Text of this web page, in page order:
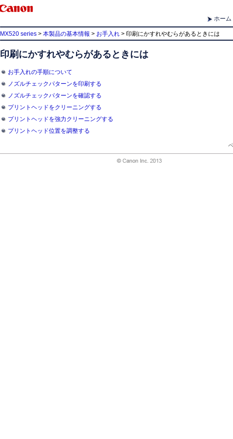
ホーム
MX520 series > 本製品の基本情報 > お手入れ > 印刷にかすれやむらがあるときには
印刷にかすれやむらがあるときには
お手入れの手順について
ノズルチェックパターンを印刷する
ノズルチェックパターンを確認する
プリントヘッドをクリーニングする
プリントヘッドを強力クリーニングする
プリントヘッド位置を調整する